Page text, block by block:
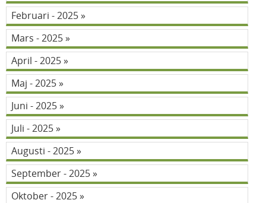
Februari - 2025
Mars - 2025
April - 2025
Maj - 2025
Juni - 2025
Juli - 2025
Augusti - 2025
September - 2025
Oktober - 2025